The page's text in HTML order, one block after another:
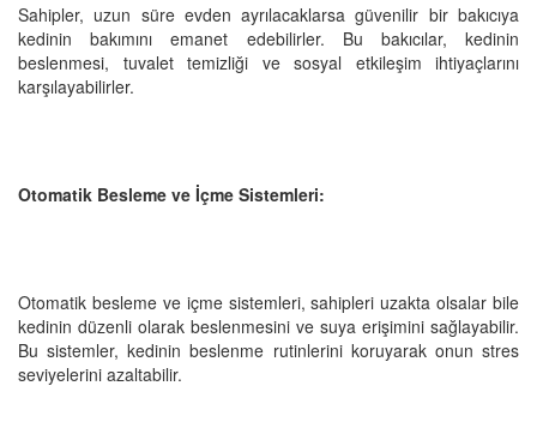
Sahipler, uzun süre evden ayrılacaklarsa güvenilir bir bakıcıya
kedinin bakımını emanet edebilirler. Bu bakıcılar, kedinin
beslenmesi, tuvalet temizliği ve sosyal etkileşim ihtiyaçlarını
karşılayabilirler.
Otomatik Besleme ve İçme Sistemleri:
Otomatik besleme ve içme sistemleri, sahipleri uzakta olsalar bile
kedinin düzenli olarak beslenmesini ve suya erişimini sağlayabilir.
Bu sistemler, kedinin beslenme rutinlerini koruyarak onun stres
seviyelerini azaltabilir.